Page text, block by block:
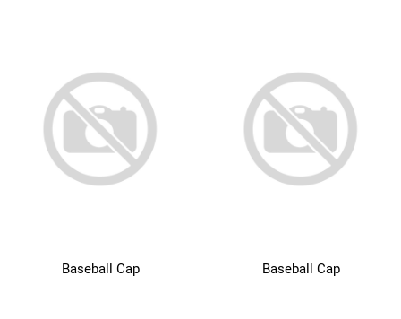
Baseball Cap Baseball Cap